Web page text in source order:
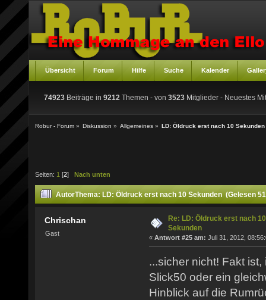
Übersicht Forum Hilfe Suche Kalender
74923 Beiträge in 9212 Themen - von 3523 Mitglieder - Neuestes
Robur - Forum » Diskussion » Allgemeines » LD: Öldruck erst nach 10 Sekunden
Seiten: 1 [2] Nach unten
AutorThema: LD: Öldruck erst nach 10 Sekunden (Gelesen
Chrischan
Gast
Re: LD: Öldruck erst nach 10
Sekunden
« Antwort #25 am: Juli 31, 2012,
...sicher nicht! Fakt
Slick50 oder ein
Hinblick auf die